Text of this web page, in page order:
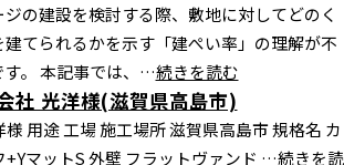
の建設を検討する際、敷地に対してどのく
てられるかを示す「建ぺい率」の理解が不
す。 本記事では、…続きを読む
社 光洋様(滋賀県高島市)
用途 工場 施工場所 滋賀県高島市 規格名 カ
+YマットS 外壁 フラットヴァンド …続きを読